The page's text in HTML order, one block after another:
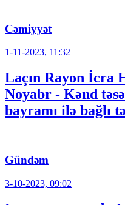
Cəmiyyət
1-11-2023, 11:32
Laçın Rayon İcra
Noyabr - Kənd
bayramı ilə bağlı
Gündəm
3-10-2023, 09:02